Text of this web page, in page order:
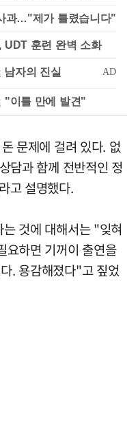
과…"제가 틀렸습니다"
훈련 완벽 소화
"이틀 만에 발견"
문제에 걸려 있다. 없
담과 함께 전반적인 정
고 설명했다.
것에 대해서는 "잊혀
요하면 기꺼이 출연을
. 용감해졌다"고 짚었